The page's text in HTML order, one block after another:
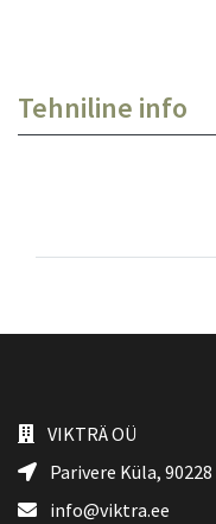
Tehniline info
VIKTRÄ OÜ
Parivere Küla, 90228
info@viktra.ee